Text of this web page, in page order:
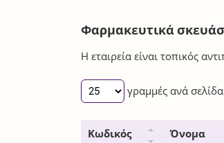
Φαρμακευτικά
Η εταιρεία είναι τοπικός
γραμμές ανά σελίδα
Κωδικός Όνομα